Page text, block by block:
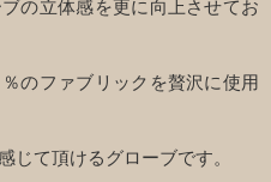
の立体感を更に向上させてお
のファブリックを贅沢に使用
じて頂けるグローブです。